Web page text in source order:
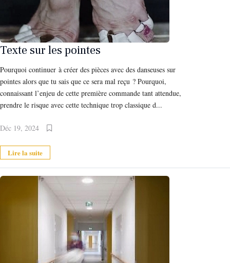
Texte sur les pointes
Pourquoi continuer à créer des pièces avec des danseuses sur
pointes alors que tu sais que ce sera mal reçu ? Pourquoi,
connaissant l’enjeu de cette première commande tant attendue,
prendre le risque avec cette technique trop classique d...
Déc 19, 2024
Lire la suite